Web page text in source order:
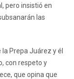
pero insistió en
las
Prepa Juárez y él
con respeto y
que opina que